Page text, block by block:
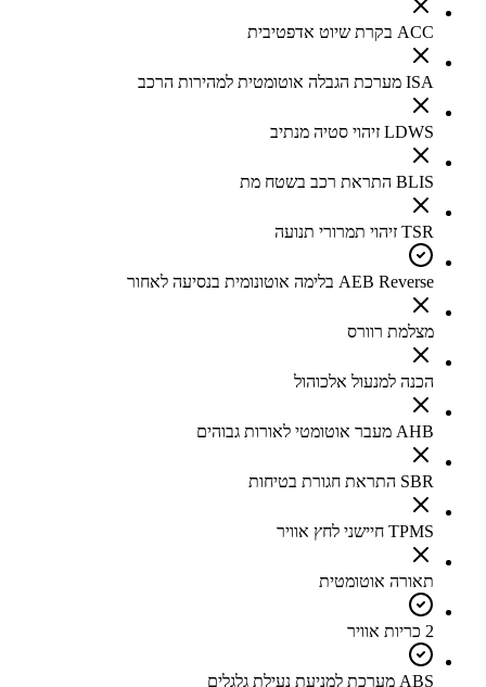
ACC בקרת שיוט אדפטיבית
ISA מערכת הגבלה אוטומטית למהירות הרכב
LDWS זיהוי סטיה מנתיב
BLIS התראת רכב בשטח מת
TSR זיהוי תמרורי תנועה
AEB Reverse בלימה אוטונומית בנסיעה לאחור
מצלמת רוורס
הכנה למנעול אלכוהול
AHB מעבר אוטומטי לאורות גבוהים
SBR התראת חגורת בטיחות
TPMS חיישני לחץ אוויר
תאורה אוטומטית
2 כריות אוויר
ABS מערכת למניעת נעילת גלגלים